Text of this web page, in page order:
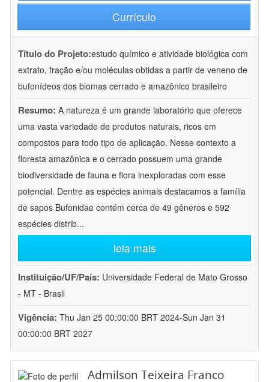
Currículo
Título do Projeto:estudo químico e atividade biológica com
extrato, fração e/ou moléculas obtidas a partir de veneno de
bufonídeos dos biomas cerrado e amazônico brasileiro
Resumo: A natureza é um grande laboratório que oferece
uma vasta variedade de produtos naturais, ricos em
compostos para todo tipo de aplicação. Nesse contexto a
floresta amazônica e o cerrado possuem uma grande
biodiversidade de fauna e flora inexploradas com esse
potencial. Dentre as espécies animais destacamos a família
de sapos Bufonidae contém cerca de 49 gêneros e 592
espécies distrib...
leia mais
Instituição/UF/País: Universidade Federal de Mato Grosso
- MT - Brasil
Vigência: Thu Jan 25 00:00:00 BRT 2024-Sun Jan 31
00:00:00 BRT 2027
Admilson Teixeira Franco